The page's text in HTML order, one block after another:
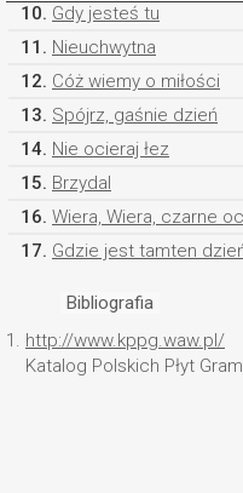
10. Gdy jesteś tu
11. Nieuchwytna
12. Cóż wiemy o miłości
13. Spójrz, gaśnie dzień
14. Nie ocieraj łez
15. Brzydal
16. Wiera, Wiera, czarne
17. Gdzie jest tamten
Bibliografia
1. http://www.kppg.waw.pl/
Katalog Polskich Płyt